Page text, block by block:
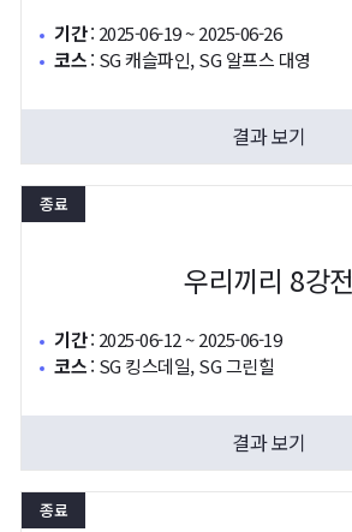
기간: 2025-06-19 ~ 2025-06-26
코스: SG 캐슬파인, SG 알프스 대영
결과 보기
종료
우리끼리 8강전
기간: 2025-06-12 ~ 2025-06-19
코스: SG 킹스데일, SG 그린힐
결과 보기
종료